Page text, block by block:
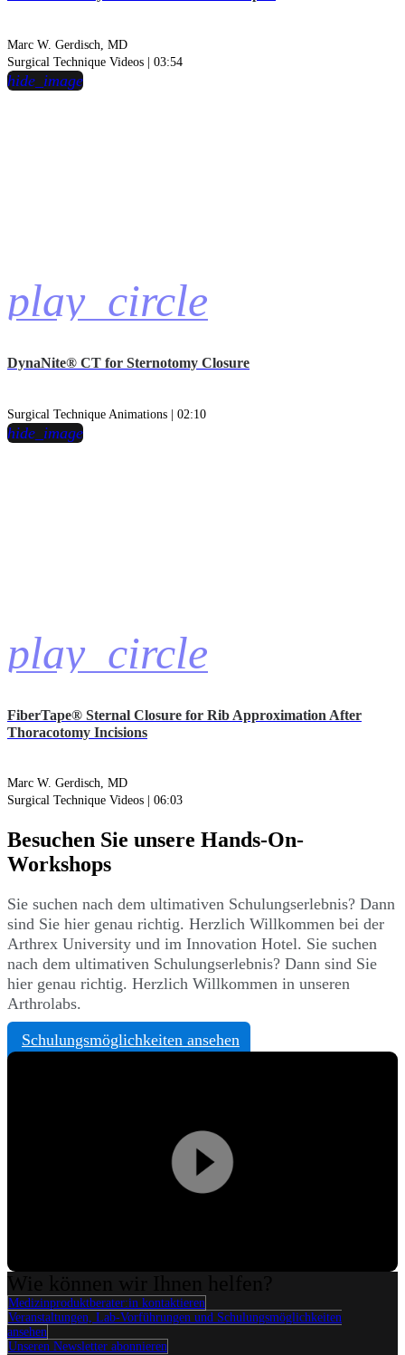
Marc W. Gerdisch, MD
Surgical Technique Videos | 03:54
play_circle
hide_image
DynaNite® CT for Sternotomy Closure
Surgical Technique Animations | 02:10
play_circle
hide_image
FiberTape® Sternal Closure for Rib Approximation After
Thoracotomy Incisions
Marc W. Gerdisch, MD
Surgical Technique Videos | 06:03
Besuchen Sie unsere Hands-On-
Workshops
Sie suchen nach dem ultimativen Schulungserlebnis? Dann
sind Sie hier genau richtig. Herzlich Willkommen bei der
Arthrex University und im Innovation Hotel. Sie suchen
nach dem ultimativen Schulungserlebnis? Dann sind Sie
hier genau richtig. Herzlich Willkommen in unseren
Arthrolabs.
Schulungsmöglichkeiten ansehen
Play
Video
Medizinproduktberater:in kontaktieren
Veranstaltungen, Lab-Vorführungen und Schulungsmöglichkeiten
ansehen
Unseren Newsletter abonnieren